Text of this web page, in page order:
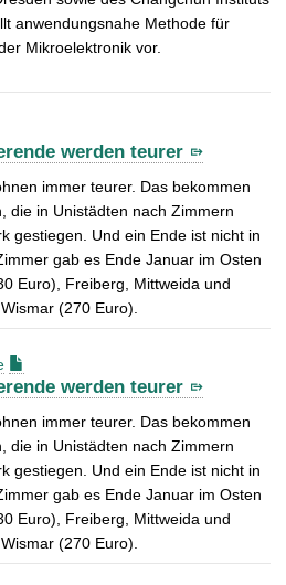
anwendungsnahe Methode für
Mikroelektronik vor.
werden teurer
immer teurer. Das bekommen
die in Unistädten nach Zimmern
gestiegen. Und ein Ende ist nicht in
gab es Ende Januar im Osten
Euro), Freiberg, Mittweida und
(270 Euro).
werden teurer
immer teurer. Das bekommen
die in Unistädten nach Zimmern
gestiegen. Und ein Ende ist nicht in
gab es Ende Januar im Osten
Euro), Freiberg, Mittweida und
(270 Euro).